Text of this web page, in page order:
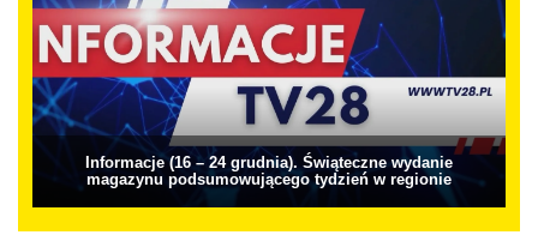
Informacje (16 – 24 grudnia). Świąteczne wydanie
magazynu podsumowującego tydzień w regionie